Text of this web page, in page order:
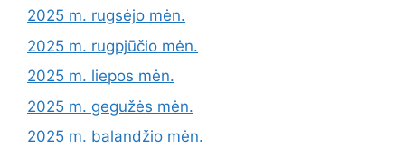
2025 m. rugsėjo mėn.
2025 m. rugpjūčio mėn.
2025 m. liepos mėn.
2025 m. gegužės mėn.
2025 m. balandžio mėn.